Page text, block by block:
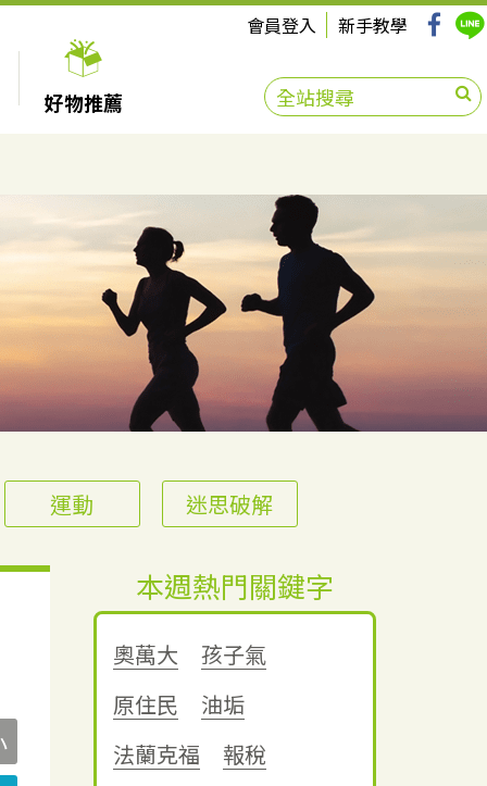
會員登入 新手教學
好物推薦
運動 迷思破解
本週熱門關鍵字
奧萬大
孩子氣
原住民
油垢
法蘭克福
報稅